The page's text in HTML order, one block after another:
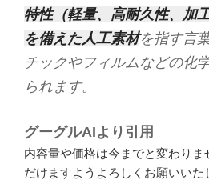
特性（軽量、高耐久性、加
を備えた人工素材を指す言
チックやフィルムなどの化
られます。
グーグルAIより引用
内容量や価格は今までと変わりま
だけますようよろしくお願いい